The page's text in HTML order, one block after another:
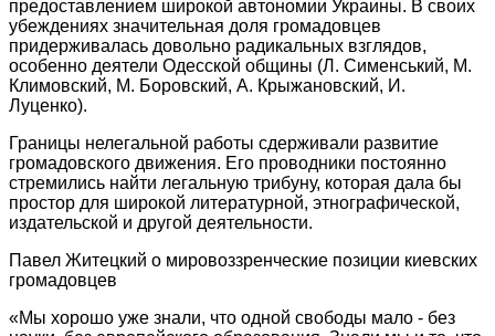
предоставлением широкой автономии Украины. В своих
убеждениях значительная доля громадовцев
придерживалась довольно радикальных взглядов,
особенно деятели Одесской общины (Л. Сименський, М.
Климовский, М. Боровский, А. Крыжановский, И.
Луценко).
Границы нелегальной работы сдерживали развитие
громадовского движения. Его проводники постоянно
стремились найти легальную трибуну, которая дала бы
простор для широкой литературной, этнографической,
издательской и другой деятельности.
Павел Житецкий о мировоззренческие позиции киевских
громадовцев
«Мы хорошо уже знали, что одной свободы мало - без